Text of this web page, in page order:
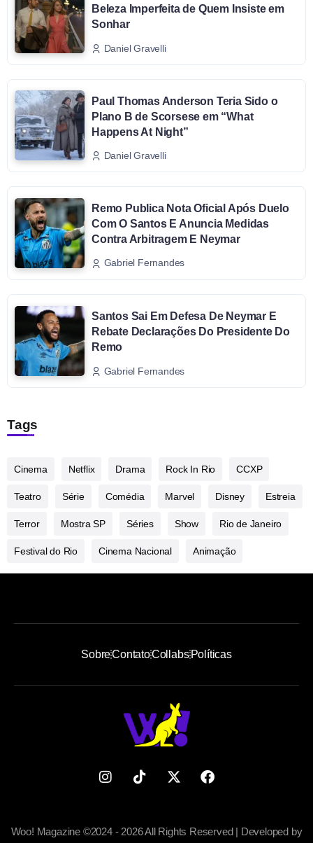
Beleza Imperfeita de Quem Insiste em
Sonhar
Daniel Gravelli
Paul Thomas Anderson Teria Sido o
Plano B de Scorsese em “What
Happens At Night”
Daniel Gravelli
Remo Publica Nota Oficial Após Duelo
Com O Santos E Anuncia Medidas
Contra Arbitragem E Neymar
Gabriel Fernandes
Santos Sai Em Defesa De Neymar E
Rebate Declarações Do Presidente Do
Remo
Gabriel Fernandes
Tags
Cinema Netflix Drama Rock In Rio CCXP
Teatro Série Comédia Marvel Disney Estreia
Terror Mostra SP Séries Show Rio de Janeiro
Festival do Rio Cinema Nacional Animação
SobreContatoCollabsPolíticas
Woo! Magazine ©2024 - 2026 All Rights Reserved | Developed by